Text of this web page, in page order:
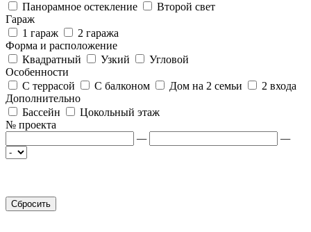
Панорамное остекление
Второй свет
Гараж
1 гараж
2 гаража
Форма и расположение
Квадратный
Узкий
Угловой
Особенности
С террасой
С балконом Дом на 2 семьи
2 входа
Дополнительно
Бассейн
Цокольный этаж
№ проекта
—
—